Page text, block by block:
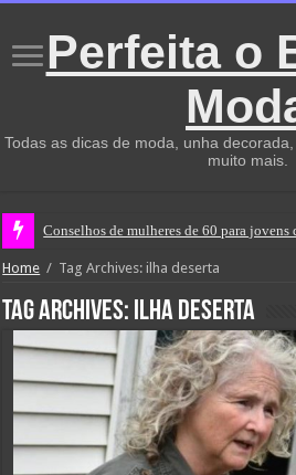
Perfeita o
Todas as dicas de moda, unha
muito mais.
Conselhos de mulheres de 60 para jovens
Home / Tag Archives: ilha deserta
Tag Archives: ilha deserta